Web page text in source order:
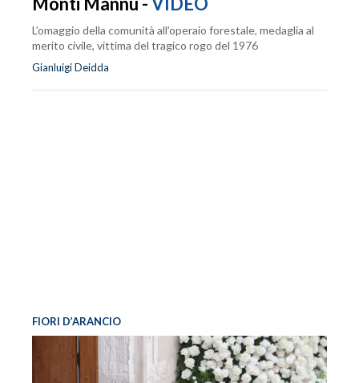
L’omaggio della comunità all’operaio forestale, medaglia al
merito civile, vittima del tragico rogo del 1976
Gianluigi Deidda
FIORI D’ARANCIO